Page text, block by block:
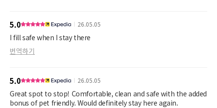
5.0 26.05.05
I fill safe when I stay there
번역하기
5.0 26.05.05
Great spot to stop! Comfortable, clean and safe with the added
bonus of pet friendly. Would definitely stay here again.